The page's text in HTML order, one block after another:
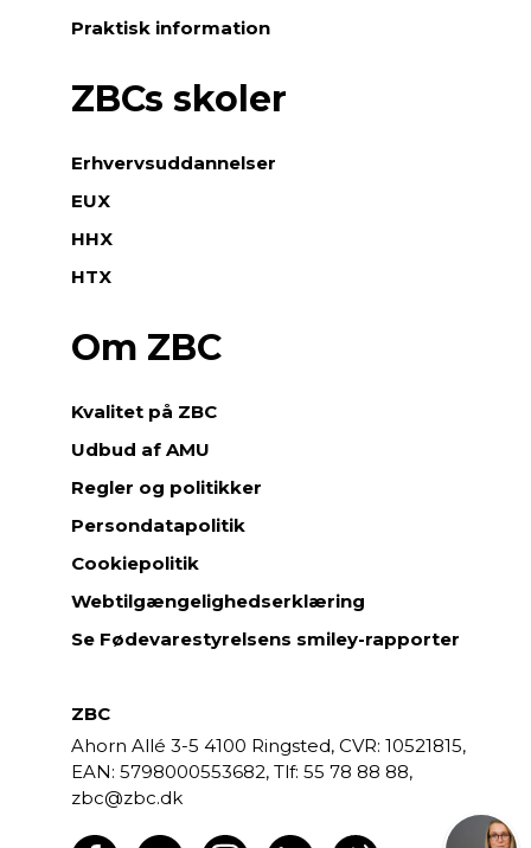
Praktisk information
ZBCs skoler
Erhvervsuddannelser
EUX
HHX
HTX
Om ZBC
Kvalitet på ZBC
Udbud af AMU
Regler og politikker
Persondatapolitik
Cookiepolitik
Webtilgængelighedserklæring
Se Fødevarestyrelsens smiley-rapporter
ZBC
Ahorn Allé 3-5 4100 Ringsted, CVR: 10521815,
EAN: 5798000553682,
55 78 88 88,
zbc@zbc.dk